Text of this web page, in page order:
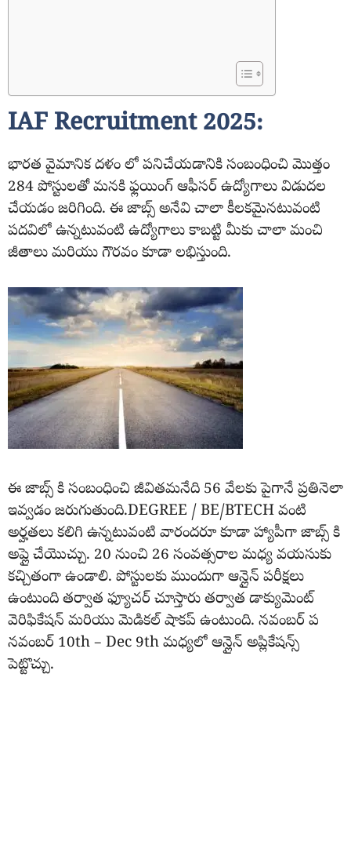
IAF Recruitment 2025:
భారత వైమానిక దళం లో పనిచేయడానికి సంబంధించి మొత్తం
284 పోస్టులతో మనకి ఫ్లయింగ్ ఆఫీసర్ ఉద్యోగాలు విడుదల
చేయడం జరిగింది. ఈ జాబ్స్ అనేవి చాలా కీలకమైనటువంటి
పదవిలో ఉన్నటువంటి ఉద్యోగాలు కాబట్టి మీకు చాలా మంచి
జీతాలు మరియు గౌరవం కూడా లభిస్తుంది.
ఈ జాబ్స్ కి సంబంధించి జీవితమనేది 56 వేలకు పైగానే ప్రతినెలా
ఇవ్వడం జరుగుతుంది.DEGREE / BE/BTECH వంటి
అర్హతలు కలిగి ఉన్నటువంటి వారందరూ కూడా హ్యాపీగా జాబ్స్ కి
అప్లై చేయొచ్చు. 20 నుంచి 26 సంవత్సరాల మధ్య వయసుకు
కచ్చితంగా ఉండాలి. పోస్టులకు ముందుగా ఆన్లైన్ పరీక్షలు
ఉంటుంది తర్వాత ఫ్యూచర్ చూస్తారు తర్వాత డాక్యుమెంట్
వెరిఫికేషన్ మరియు మెడికల్ షాకప్ ఉంటుంది. నవంబర్ ప
నవంబర్ 10th – Dec 9th మధ్యలో ఆన్లైన్ అప్లికేషన్స్
పెట్టొచ్చు.